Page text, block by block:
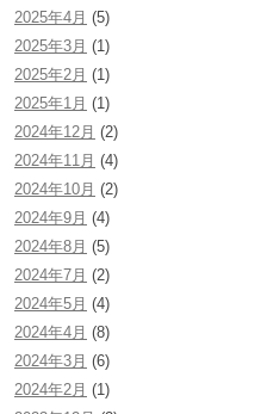
2025年4月 (5)
2025年3月 (1)
2025年2月 (1)
2025年1月 (1)
2024年12月 (2)
2024年11月 (4)
2024年10月 (2)
2024年9月 (4)
2024年8月 (5)
2024年7月 (2)
2024年5月 (4)
2024年4月 (8)
2024年3月 (6)
2024年2月 (1)